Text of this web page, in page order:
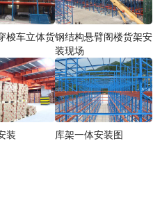
梭车立体货钢结构悬臂阁楼货架安
装现场
装 库架一体安装图